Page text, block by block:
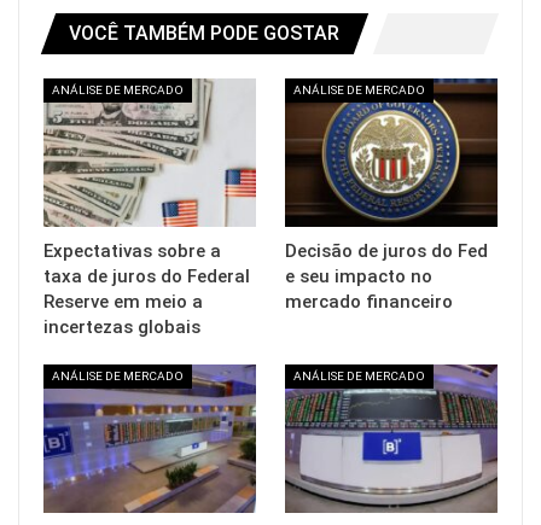
VOCÊ TAMBÉM PODE GOSTAR
ANÁLISE DE MERCADO
Expectativas sobre a
taxa de juros do Federal
Reserve em meio a
incertezas globais
ANÁLISE DE MERCADO
Decisão de juros do Fed
e seu impacto no
mercado financeiro
ANÁLISE DE MERCADO ANÁLISE DE MERCADO